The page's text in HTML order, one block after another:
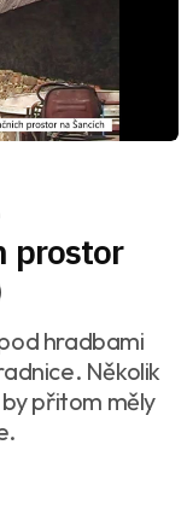
prostor
hradbami
Několik
přitom měly